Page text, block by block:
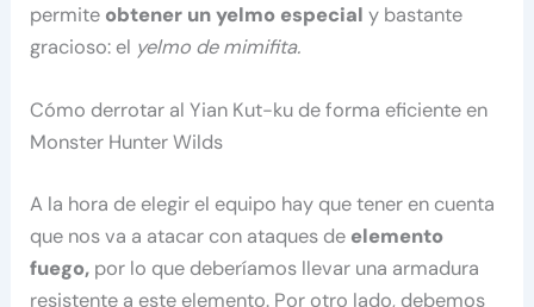
permite obtener un yelmo especialy bastante
gracioso: el yelmo de mimifita.
Cómo derrotar al Yian Kut-ku de forma eficiente en
Monster Hunter Wilds
A la hora de elegir el equipo hay que tener en cuenta
que nos va a atacar con ataques de elemento
fuego, por lo que deberíamos llevar una armadura
resistente a este elemento. Por otro lado, debemos